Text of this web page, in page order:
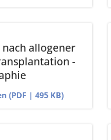
allogener
-
(PDF | 495 KB)